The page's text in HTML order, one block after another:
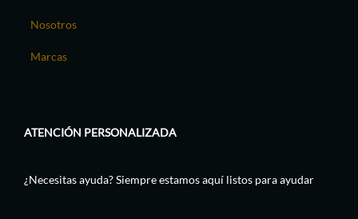
Nosotros
Marcas
ATENCIÓN PERSONALIZADA
¿Necesitas ayuda? Siempre estamos aquí listos para ayudar